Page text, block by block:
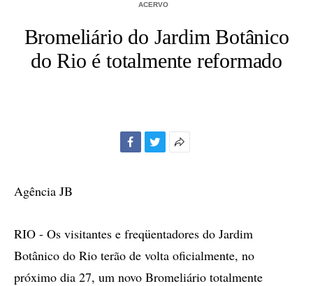
ACERVO
Bromeliário do Jardim Botânico
do Rio é totalmente reformado
Agência JB
RIO - Os visitantes e freqüentadores do Jardim
Botânico do Rio terão de volta oficialmente, no
próximo dia 27, um novo Bromeliário totalmente